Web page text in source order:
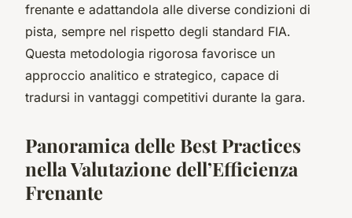
frenante e adattandola alle diverse condizioni di
pista, sempre nel rispetto degli standard FIA.
Questa metodologia rigorosa favorisce un
approccio analitico e strategico, capace di
tradursi in vantaggi competitivi durante la gara.
Panoramica delle Best Practices
nella Valutazione dell’Efficienza
Frenante